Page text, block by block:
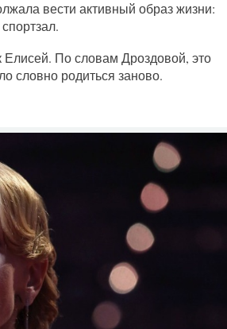
вести активный образ жизни:
Елисей. По словам Дроздовой, это
словно родиться заново.